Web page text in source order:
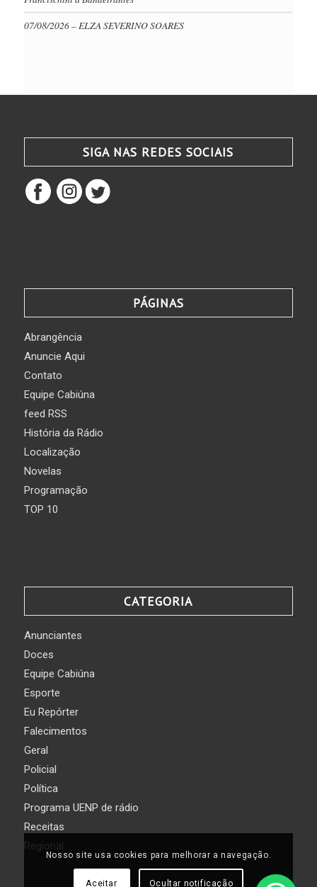
07/08/2026 – ELZA SEVERINO SOARES
SIGA NAS REDES SOCIAIS
PÁGINAS
Abrangência
Anuncie Aqui
Contato
Equipe Cabiúna
feed RSS
História da Rádio
Localização
Novelas
Programação
TOP 10
CATEGORIA
Anunciantes
Doces
Equipe Cabiúna
Esporte
Eu Repórter
Falecimentos
Geral
Policial
Política
Programa UENP de rádio
Receitas
Regional
Nosso site usa cookies para melhorar a navegação.
Aceitar Ocultar notificação